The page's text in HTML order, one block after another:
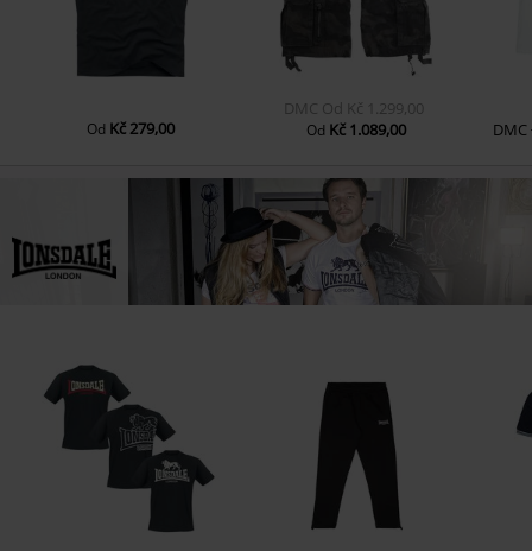
Od Kč 279,00
DMC Od Kč 1.299,00
Od Kč 1.089,00 DMC